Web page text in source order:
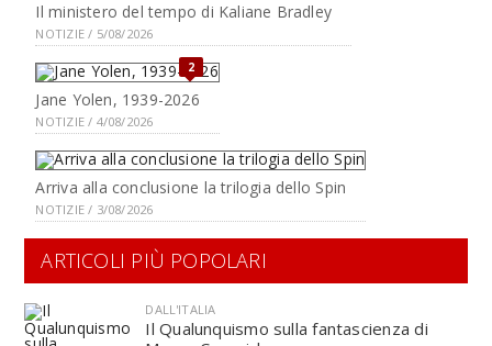
Il ministero del tempo di Kaliane Bradley
NOTIZIE / 5/08/2026
2
Jane Yolen, 1939-2026
NOTIZIE / 4/08/2026
Arriva alla conclusione la trilogia dello Spin
NOTIZIE / 3/08/2026
ARTICOLI PIÙ POPOLARI
DALL'ITALIA
Il Qualunquismo sulla fantascienza di